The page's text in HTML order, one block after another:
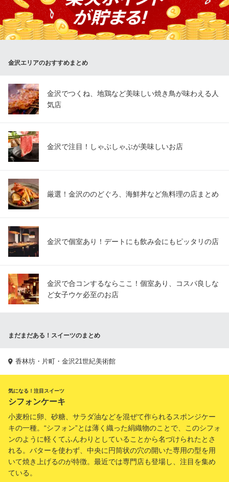
ブッフェレストラン ザ ダイニング 香林坊大和
和食×食べ放題
北陸鉄道石川線野町駅 徒歩19分
金沢エリアのおすすめまとめ
金沢でつくね、地鶏など美味しい焼き鳥が味わえる人
気店
金沢で注目！しゃぶしゃぶが美味しいお店
厳選！金沢ののどぐろ、海鮮丼など魚料理の店まとめ
金沢で個室あり！デートにも飲み会にもピッタリの店
金沢で合コンするならここ！個室あり、コスパ良しな
ど女子ウケ必至のお店
まだまだある！スイーツのまとめ
香林坊・片町・金沢21世紀美術館
気になる！注目スイーツ
シフォンケーキ
小麦粉に卵、砂糖、サラダ油などを混ぜて作られるスポンジケー
キの一種。“シフォン”とは薄く織った絹織物のことで、このシフォ
ンのように軽くてふんわりとしていることから名づけられたとさ
れる。バターを使わず、中央に円筒状の穴の開いた専用の型を用
いて焼き上げるのが特徴。最近では専門店も登場し、注目を集め
ている。